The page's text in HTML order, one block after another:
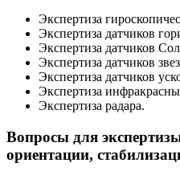
Экспертиза
Экспертиза датчиков
Экспертиза датчиков
Экспертиза датчиков
Экспертиза датчиков
Экспертиза
Экспертиза радара.
Вопросы для
ориентации,